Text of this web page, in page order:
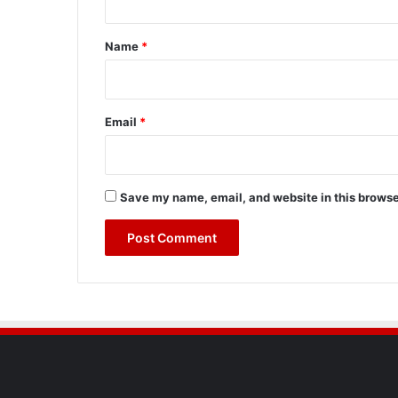
*
Name *
Email *
Save my name, email, and website in this